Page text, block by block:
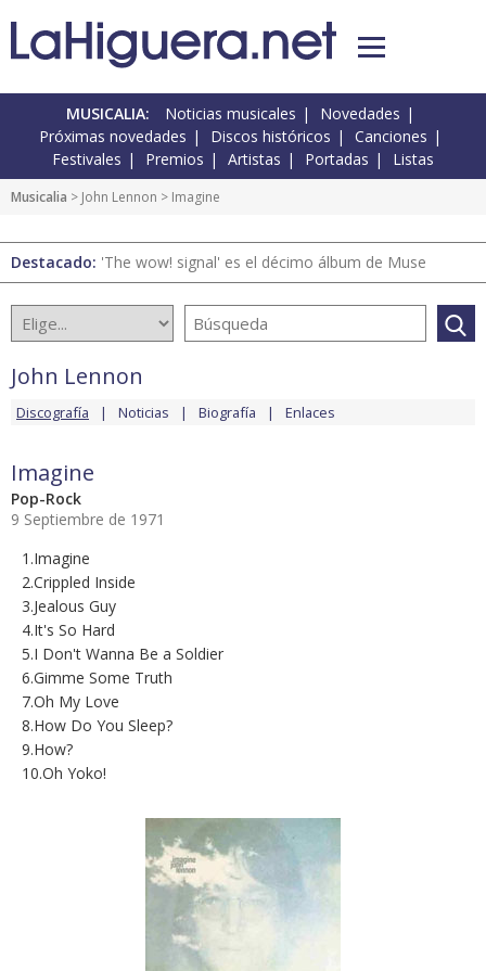
MUSICALIA: Noticias musicales
Novedades
Próximas novedades
Discos históricos
Canciones
Festivales
Premios Artistas Portadas Listas
Musicalia > John Lennon > Imagine
Destacado: 'The wow! signal' es el décimo álbum de Muse
John Lennon
Discografía Noticias Biografía Enlaces
Imagine
Pop-Rock
9 Septiembre de 1971
1.Imagine
2.Crippled Inside
3.Jealous Guy
4.It's So Hard
5.I Don't Wanna Be a Soldier
6.Gimme Some Truth
7.Oh My Love
8.How Do You Sleep?
9.How?
10.Oh Yoko!